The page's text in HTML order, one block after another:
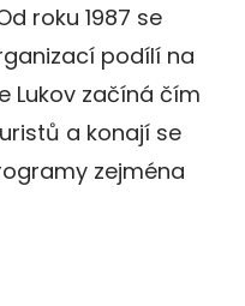
roku 1987 se
podílí na
Lukov začíná čím
a konají se
zejména